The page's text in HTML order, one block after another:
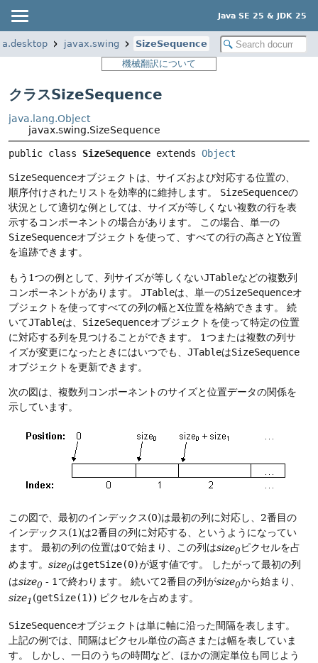
Java SE 25 & JDK 25
javax.swing
SizeSequence
機械翻訳について
クラスSizeSequence
java.lang.Object
javax.swing.SizeSequence
public class SizeSequence extends Object
SizeSequenceオブジェクトは、サイズおよび対応する位置の、
順序付けされたリストを効率的に維持します。
SizeSequenceの
状況として適切な例としては、サイズが等しくない複数の行を表
示するコンポーネントの場合があります。
この場合、単一の
SizeSequenceオブジェクトを使って、すべての行の高さとY位置
を追跡できます。
もう1つの例として、列サイズが等しくないJTableなどの複数列
コンポーネントがあります。
JTableは、単一のSizeSequenceオ
ブジェクトを使ってすべての列の幅とX位置を格納できます。
続
いてJTableは、 SizeSequenceオブジェクトを使って特定の位置
に対応する列を見つけることができます。
1つまたは複数の列サ
イズが変更になったときにはいつでも、 JTableはSizeSequence
オブジェクトを更新できます。
次の図は、複数列コンポーネントのサイズと位置データの関係を
示しています。
この図で、最初のインデックス(0)は最初の列に対応し、2番目の
インデックス(1)は2番目の列に対応する、というようになってい
ます。
最初の列の位置は0で始まり、この列はsize0 ピクセルを占
めます。 size0はgetSize(0)が返す値です。
したがって最初の列
はsize0 - 1で終わります。 続いて2番目の列がsize0から始まり、
size1 (getSize(1)) ピクセルを占めます。
SizeSequenceオブジェクトは単に軸に沿った間隔を表します。
上記の例では、間隔はピクセル単位の高さまたは幅を表していま
す。
しかし、一日のうちの時間など、ほかの測定単位も同じよう